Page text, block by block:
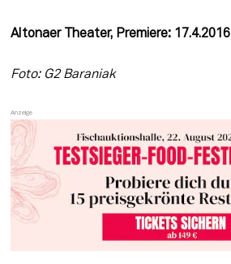
Altonaer Theater, Premiere: 17.4.2016
Foto: G2 Baraniak